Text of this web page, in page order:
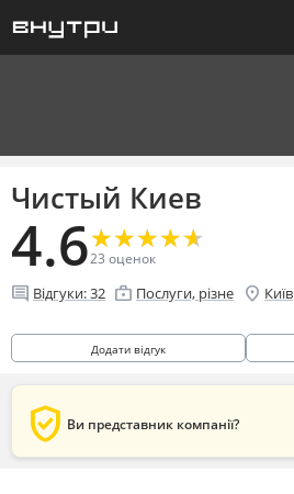
Чистый Киев
4.6★
★★
★★
★★
★★
★
23 оценок
comment Відгуки:32 enterprise Послуги, різне location_on Київ
Додати відгук
verified_user Ви представник компанії?